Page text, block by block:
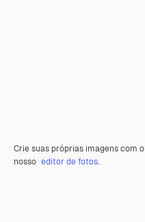
Crie suas próprias imagens com o
nosso editor de fotos.